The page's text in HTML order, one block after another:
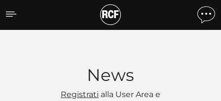
News
News
Registrati alla User Area e